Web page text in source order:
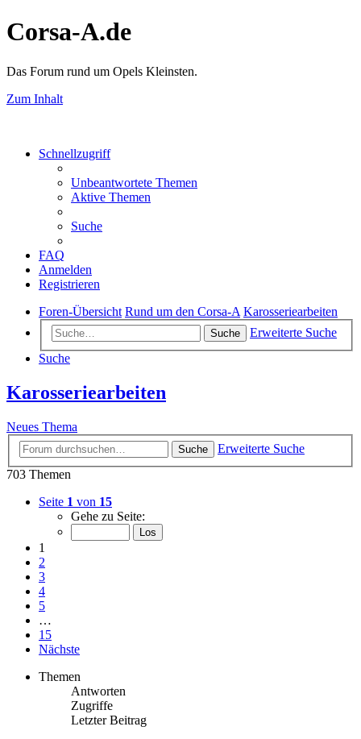
Corsa-A.de
Das Forum rund um Opels Kleinsten.
Zum Inhalt
Schnellzugriff
Unbeantwortete Themen
Aktive Themen
Suche
FAQ
Anmelden
Registrieren
Foren-Übersicht Rund um den Corsa-A Karosseriearbeiten
Suche
Erweiterte Suche
Suche
Karosseriearbeiten
Neues Thema
Suche
Erweiterte Suche
703 Themen
Seite 1 von 15
Gehe zu Seite:
1
2
3
4
5
…
15
Nächste
Themen
Antworten
Zugriffe
Letzter Beitrag